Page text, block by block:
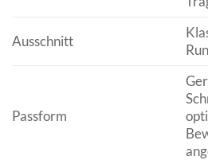
Ausschnitt
Passform